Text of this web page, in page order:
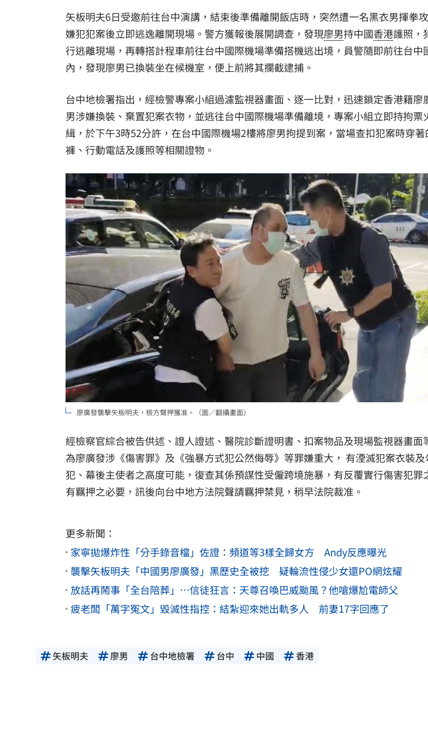
矢板明夫6日受邀前往台中演講，結束後準備離開飯店時，突然遭一名黑衣男揮拳
嫌犯犯案後立即逃逸離開現場。警方獲報後展開調查，發現廖男持中國香港護照，
行逃離現場，再轉搭計程車前往台中國際機場準備搭機逃出境，員警隨即前往台中
內，發現廖男已換裝坐在候機室，便上前將其攔截逮捕。
台中地檢署指出，經檢警專案小組過濾監視器畫面、逐一比對，迅速鎖定香港籍廖
男涉嫌換裝、棄置犯案衣物，並逃往台中國際機場準備離境，專案小組立即持拘票
緝，於下午3時52分許，在台中國際機場2樓將廖男拘提到案，當場查扣犯案時穿著
褲、行動電話及護照等相關證物。
廖廣發襲擊矢板明夫，檢方聲押獲准。（圖／翻攝畫面）
經檢察官綜合被告供述、證人證述、醫院診斷證明書、扣案物品及現場監視器畫面
為廖廣發涉《傷害罪》及《強暴方式犯公然侮辱》等罪嫌重大， 有湮滅犯案衣裝
犯、幕後主使者之高度可能，復查其係預謀性受僱跨境施暴，有反覆實行傷害犯罪
有羈押之必要，訊後向台中地方法院聲請羈押禁見，稍早法院裁准。
更多新聞：
家寧拋爆炸性「分手錄音檔」佐證：頻道等3樣全歸女方 Andy反應曝光
襲擊矢板明夫「中國男廖廣發」黑歷史全被挖 疑輪流性侵少女還PO網炫耀
放話再鬧事「全台陪葬」⋯信徒狂言：天尊召喚巴威颱風？他嗆爆尬電師父
疲老闆「萬字冤文」毀滅性指控：結紮迎來她出軌多人 前妻17字回應了
矢板明夫 廖男 台中地檢署 台中 中國 香港